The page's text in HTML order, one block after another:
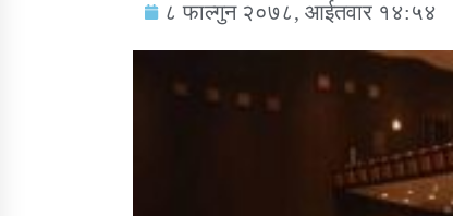
सामाजिक बिकास कार्यालय जुम्लाकाे सुचना
८ फाल्गुन २०७८, आईतवार १४:५४